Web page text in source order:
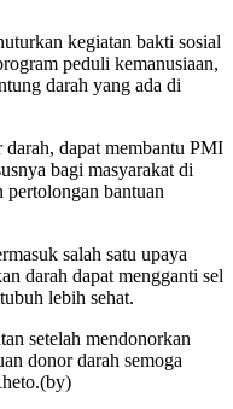
kegiatan bakti sosial
peduli kemanusiaan,
darah yang ada di
dapat membantu PMI
bagi masyarakat di
pertolongan bantuan
salah satu upaya
darah dapat mengganti sel
lebih sehat.
setelah mendonorkan
donor darah semoga